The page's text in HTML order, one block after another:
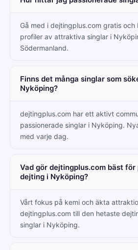
Gå med i dejtingplus.com gratis och
profiler av attraktiva singlar i
Södermanland.
Finns det många singlar som
Nyköping?
dejtingplus.com har ett aktivt
passionerade singlar i Nyköping.
med varje dag.
Vad gör dejtingplus.com bäst för
dejting i Nyköping?
Vårt fokus på kemi och äkta
dejtingplus.com till den hetaste
singlar i Nyköping.